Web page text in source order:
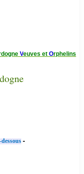
Veuves et Orphelins
-